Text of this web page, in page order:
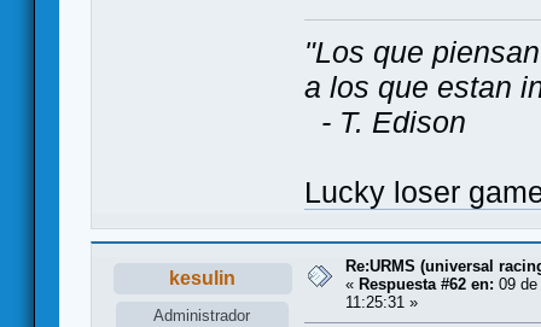
"Los que
a los que estan
- T. Edison
Lucky loser
kesulin
Administrador
Re:URMS (universal
« Respuesta #62 en: 09
11:25:31 »